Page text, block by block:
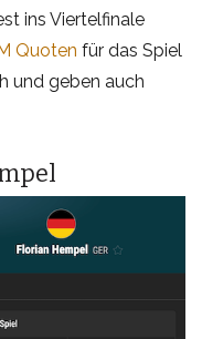
ins Viertelfinale
Quoten für das Spiel
und geben auch